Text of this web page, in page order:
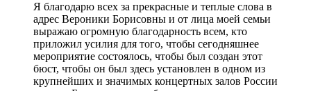
Я благодарю всех за прекрасные и теплые слова в
адрес Вероники Борисовны и от лица моей семьи
выражаю огромную благодарность всем, кто
приложил усилия для того, чтобы сегодняшнее
мероприятие состоялось, чтобы был создан этот
бюст, чтобы он был здесь установлен в одном из
крупнейших и значимых концертных залов России